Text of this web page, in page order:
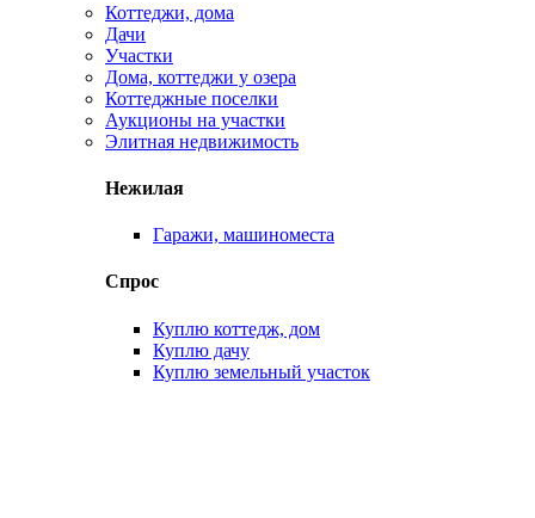
Коттеджи, дома
Дачи
Участки
Дома, коттеджи у озера
Коттеджные поселки
Аукционы на участки
Элитная недвижимость
Нежилая
Гаражи, машиноместа
Спрос
Куплю коттедж, дом
Куплю дачу
Куплю земельный участок